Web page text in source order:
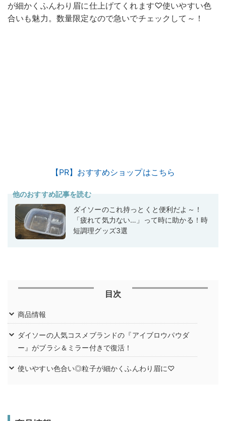
が細かくふんわり眉に仕上げてくれます♡使いやすい色
合いも魅力。数量限定なので急いでチェックして～！
【PR】おすすめショップはこちら
他のおすすめ記事を読む
ダイソーのこれ持っとくと便利だよ～！
「疲れて気力ない…」って時に助かる！時
短調理グッズ3選
目次
商品情報
ダイソーの人気コスメブランドの『アイブロウパウダ
ー』がブラシ＆ミラー付きで復活！
使いやすい色合い◎粒子が細かくふんわり眉に♡